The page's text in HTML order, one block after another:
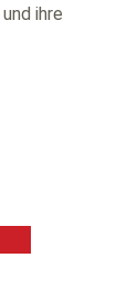
ihre